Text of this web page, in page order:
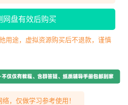
网盘有效后购买
用途，虚拟资源购买后不退款，谨慎
，仅做学习参考使用！